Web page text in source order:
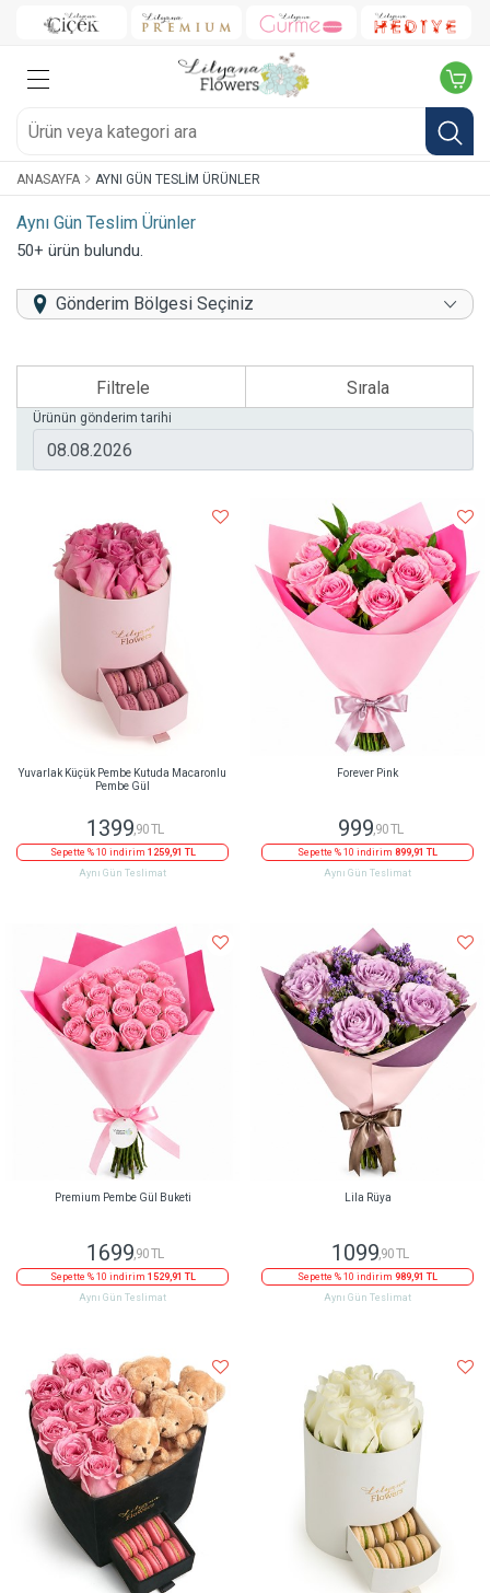
ANASAYFA AYNI GÜN TESLIM ÜRÜNLER
Aynı Gün Teslim Ürünler
50+ ürün bulundu.
Gönderim Bölgesi Seçiniz
Filtrele Sırala
Ürünün gönderim tarihi
Yuvarlak Küçük Pembe Kutuda Macaronlu
Pembe Gül
1399 ,90 TL
Sepette % 10 indirim 1259,91 TL
Aynı Gün Teslimat
Forever Pink
999,90 TL
Sepette % 10 indirim 899,91 TL
Aynı Gün Teslimat
Premium Pembe Gül Buketi
1699,90 TL
Sepette % 10 indirim 1529,91 TL
Aynı Gün Teslimat
Lila Rüya
1099,90 TL
Sepette % 10 indirim 989,91 TL
Aynı Gün Teslimat